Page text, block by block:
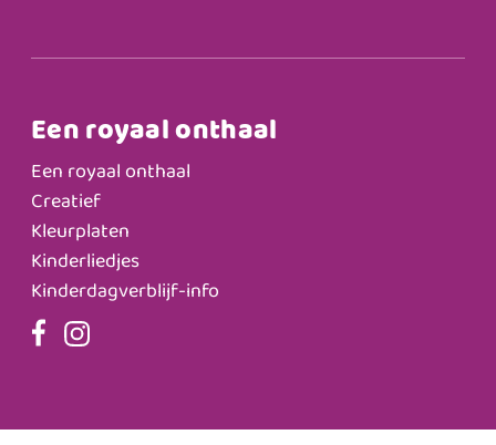
Een royaal onthaal
Een royaal onthaal
Creatief
Kleurplaten
Kinderliedjes
Kinderdagverblijf-info